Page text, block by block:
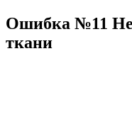
Ошибка №11
ткани